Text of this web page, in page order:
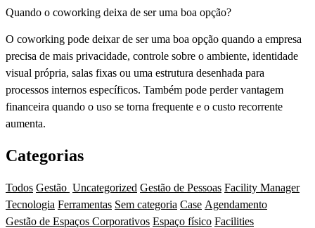
Quando o coworking deixa de ser uma boa opção?
O coworking pode deixar de ser uma boa opção quando a empresa
precisa de mais privacidade, controle sobre o ambiente, identidade
visual própria, salas fixas ou uma estrutura desenhada para
processos internos específicos. Também pode perder vantagem
financeira quando o uso se torna frequente e o custo recorrente
aumenta.
Categorias
Todos Gestão Uncategorized Gestão de Pessoas Facility Manager
Tecnologia Ferramentas Sem categoria Case Agendamento
Gestão de Espaços Corporativos Espaço físico Facilities